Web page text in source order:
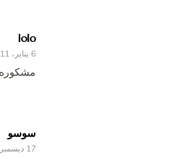
lolo
6 يناير، 2011 الساعة 12:00 ص
مشكوره
سوسو
17 ديسمبر، 2010 الساعة 12:00 ص